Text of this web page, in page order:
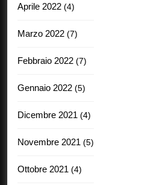
Aprile 2022 (4)
Marzo 2022 (7)
Febbraio 2022 (7)
Gennaio 2022 (5)
Dicembre 2021 (4)
Novembre 2021 (5)
Ottobre 2021 (4)